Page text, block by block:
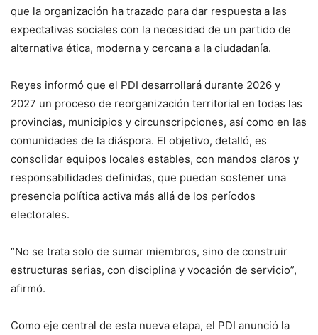
que la organización ha trazado para dar respuesta a las
expectativas sociales con la necesidad de un partido de
alternativa ética, moderna y cercana a la ciudadanía.
Reyes informó que el PDI desarrollará durante 2026 y
2027 un proceso de reorganización territorial en todas las
provincias, municipios y circunscripciones, así como en las
comunidades de la diáspora. El objetivo, detalló, es
consolidar equipos locales estables, con mandos claros y
responsabilidades definidas, que puedan sostener una
presencia política activa más allá de los períodos
electorales.
“No se trata solo de sumar miembros, sino de construir
estructuras serias, con disciplina y vocación de servicio”,
afirmó.
Como eje central de esta nueva etapa, el PDI anunció la